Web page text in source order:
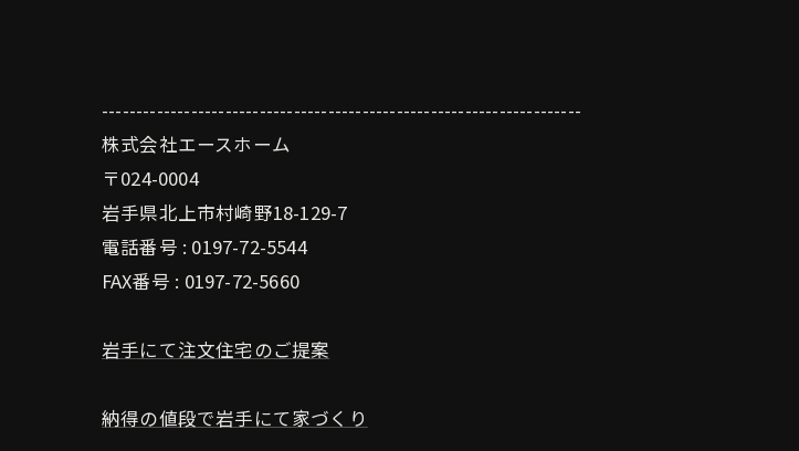
----------------------------------------------------------------------
株式会社エースホーム
〒024-0004
岩手県北上市村崎野18-129-7
電話番号 : 0197-72-5544
FAX番号 : 0197-72-5660
岩手にて注文住宅のご提案
納得の値段で岩手にて家づくり